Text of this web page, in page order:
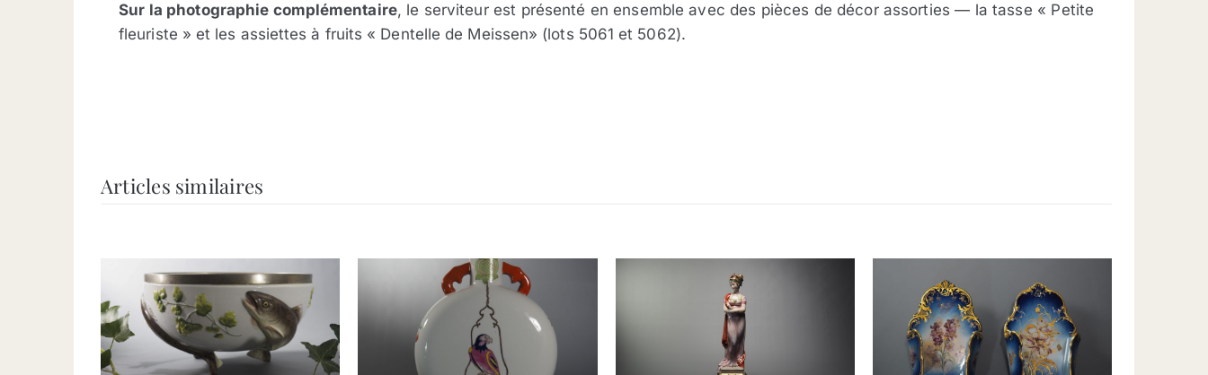
Sur la photographie complémentaire, le serviteur est présenté en ensemble avec des pièces de décor assorties — la tasse « Petite
fleuriste » et les assiettes à fruits « Dentelle de Meissen» (lots 5061 et 5062).
Articles similaires